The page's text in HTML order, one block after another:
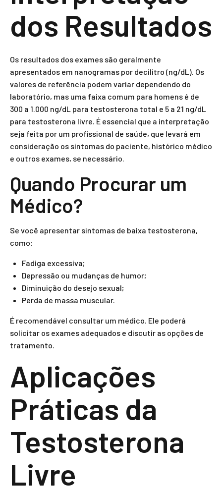
dos Resultados
Os resultados dos exames são geralmente
apresentados em nanogramas por decilitro (ng/dL). Os
valores de referência podem variar dependendo do
laboratório, mas uma faixa comum para homens é de
300 a 1.000 ng/dL para testosterona total e 5 a 21 ng/dL
para testosterona livre. É essencial que a interpretação
seja feita por um profissional de saúde, que levará em
consideração os sintomas do paciente, histórico médico
e outros exames, se necessário.
Quando Procurar um
Médico?
Se você apresentar sintomas de baixa testosterona,
como:
Fadiga excessiva;
Depressão ou mudanças de humor;
Diminuição do desejo sexual;
Perda de massa muscular.
É recomendável consultar um médico. Ele poderá
solicitar os exames adequados e discutir as opções de
tratamento.
Aplicações
Práticas da
Testosterona
Livre